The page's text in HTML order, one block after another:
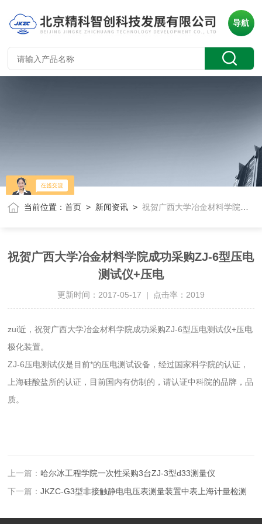
导航
当前位置：首页 > 新闻资讯 >祝贺广西大学冶金材料学院成功采购ZJ-6型压电测试仪+压电
祝贺广西大学冶金材料学院成功采购ZJ-6型压电
测试仪+压电
更新时间：2017-05-17 | 点击率：2019
zui近，祝贺广西大学冶金材料学院成功采购ZJ-6型压电测试仪+压电
极化装置。
ZJ-6压电测试仪是目前*的压电测试设备，经过国家科学院的认证，
上海硅酸盐所的认证，目前国内有仿制的，请认证中科院的品牌，品
质。
上一篇：哈尔冰工程学院一次性采购3台ZJ-3型d33测量仪
下一篇：JKZC-G3型非接触静电电压表测量装置中表上海计量检测